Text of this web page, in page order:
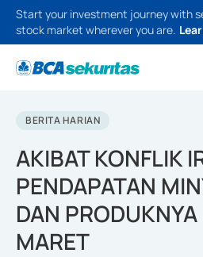
Start your investment journey with
stock market wherever you are.
BERITA HARIAN
AKIBAT KONFLIK
PENDAPATAN
DAN
MARET